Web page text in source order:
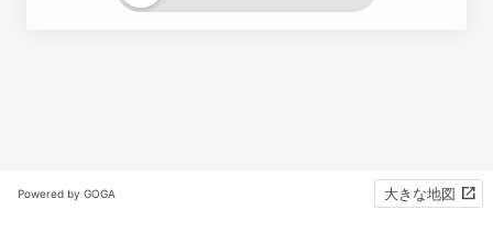
Powered by GOGA 大きな地図